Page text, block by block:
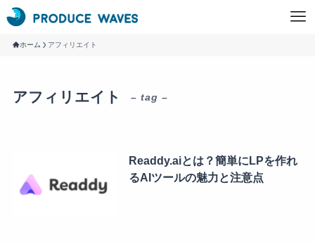
ホーム アフィリエイト
アフィリエイト – tag –
Readdy.aiとは？簡単にLPを作れ
るAIツールの魅力と注意点